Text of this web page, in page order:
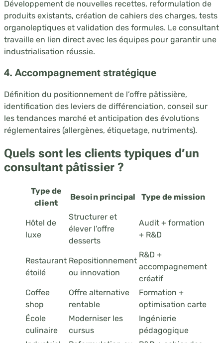
Développement de nouvelles recettes, reformulation de
produits existants, création de cahiers des charges, tests
organoleptiques et validation des formules. Le consultant
travaille en lien direct avec les équipes pour garantir une
industrialisation réussie.
4. Accompagnement stratégique
Définition du positionnement de l’offre pâtissière,
identification des leviers de différenciation, conseil sur
les tendances marché et anticipation des évolutions
réglementaires (allergènes, étiquetage, nutriments).
Quels sont les clients typiques d’un
consultant pâtissier ?
Type de
client
Besoin principal Type de mission
Hôtel de
luxe
Structurer et
élever l’offre
desserts
Audit + formation
+ R&D
Restaurant
étoilé
Repositionnement
ou innovation
R&D +
accompagnement
créatif
Coffee
shop
Offre alternative
rentable
Formation +
optimisation carte
École
culinaire
Moderniser les
cursus
Ingénierie
pédagogique